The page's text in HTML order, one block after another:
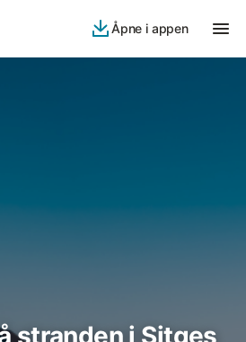
Åpne i appen
stranden i Sitges